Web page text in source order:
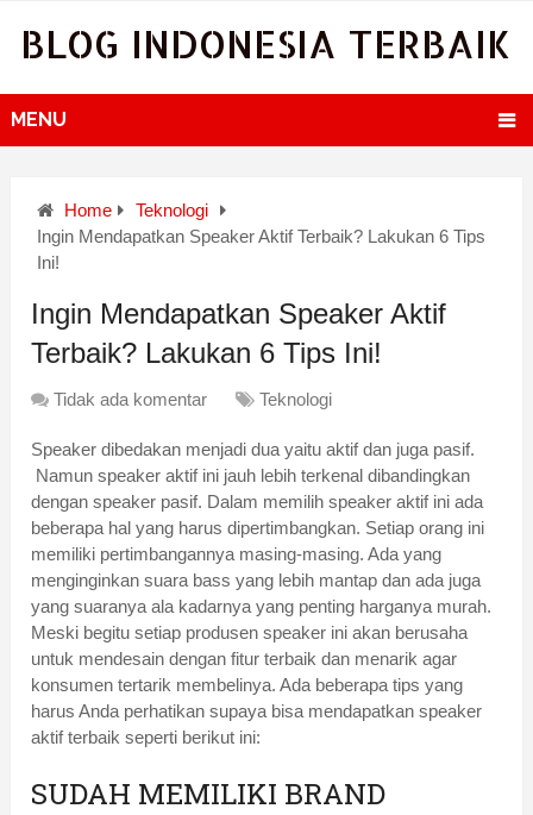
BLOG INDONESIA TERBAIK
MENU
Home
Teknologi
Ingin Mendapatkan Speaker Aktif Terbaik? Lakukan 6 Tips
Ini!
Ingin Mendapatkan Speaker Aktif
Terbaik? Lakukan 6 Tips Ini!
Tidak ada komentar Teknologi
Speaker dibedakan menjadi dua yaitu aktif dan juga pasif.
Namun speaker aktif ini jauh lebih terkenal dibandingkan
dengan speaker pasif. Dalam memilih speaker aktif ini ada
beberapa hal yang harus dipertimbangkan. Setiap orang ini
memiliki pertimbangannya masing-masing. Ada yang
menginginkan suara bass yang lebih mantap dan ada juga
yang suaranya ala kadarnya yang penting harganya murah.
Meski begitu setiap produsen speaker ini akan berusaha
untuk mendesain dengan fitur terbaik dan menarik agar
konsumen tertarik membelinya. Ada beberapa tips yang
harus Anda perhatikan supaya bisa mendapatkan speaker
aktif terbaik seperti berikut ini:
SUDAH MEMILIKI BRAND